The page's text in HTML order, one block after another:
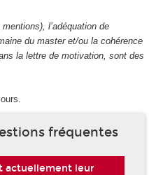
l’adéquation de
du master et/ou la cohérence
la lettre de motivation, sont des
fréquentes
actuellement leur